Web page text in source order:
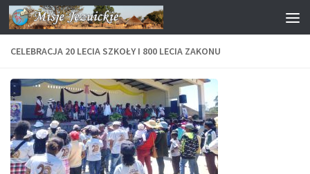
Przejdź do treści
CELEBRACJA 20 LECIA SZKOŁY I 800 LECIA ZAKONU